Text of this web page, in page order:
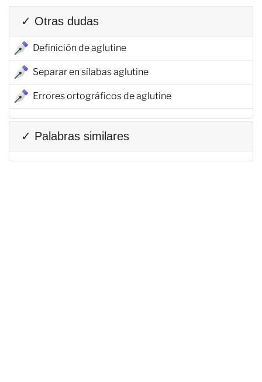
✓ Otras dudas
Definición de aglutine
Separar en sílabas aglutine
Errores ortográficos de aglutine
✓ Palabras similares